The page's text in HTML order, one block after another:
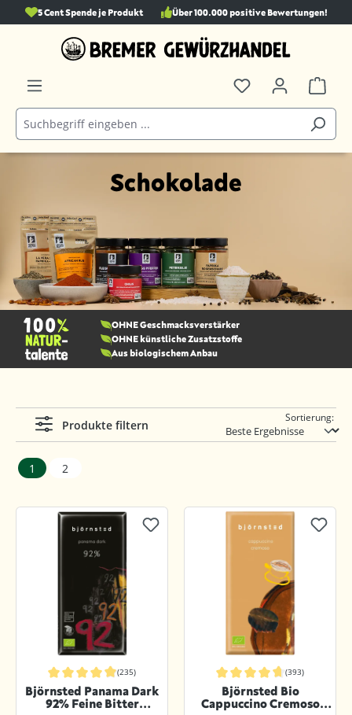
springen
5 Cent Spende je Produkt Über 100.000 positive Bewertungen!
Schokolade
OHNE Geschmacks­verstärker
OHNE künstliche Zusatzstoffe
Aus biologischem Anbau
Produkte filtern
1 2
Sortierung:
Durchschnittliche Bewertung von 4.9 von 5 Sternen
(235)
Björnsted Panama Dark
92% Feine Bitter
Durchschnittliche Bewertung von
(393)
Björnsted Bio
Cappuccino Cremoso